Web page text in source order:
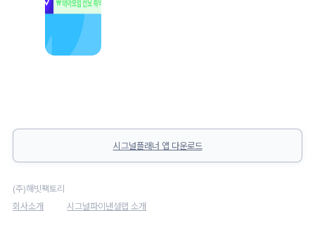
시그널플래너 앱 다운로드
(주)해빗팩토리
회사소개
시그널파이낸셜랩 소개